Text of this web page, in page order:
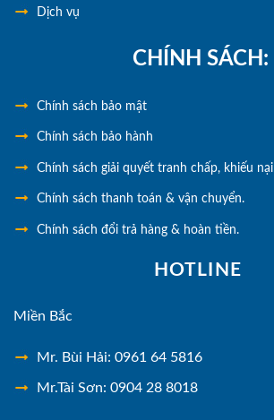
Dịch vụ
CHÍNH SÁCH:
Chính sách bảo mật
Chính sách bảo hành
Chính sách giải quyết tranh chấp, khiếu nại
Chính sách thanh toán & vận chuyển.
Chính sách đổi trả hàng & hoàn tiền.
HOTLINE
Miền Bắc
Mr. Bùi Hải: 0961 64 5816
Mr.Tài Sơn: 0904 28 8018